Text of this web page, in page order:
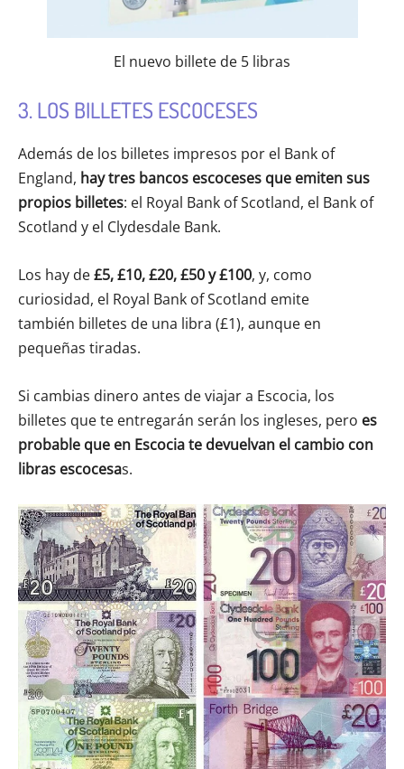
El nuevo billete de 5 libras
3. LOS BILLETES ESCOCESES
Además de los billetes impresos por el Bank of
England, hay tres bancos escoceses que emiten sus
propios billetes: el Royal Bank of Scotland, el Bank of
Scotland y el Clydesdale Bank.
Los hay de£5, £10, £20, £50 y £100, y, como
curiosidad, el Royal Bank of Scotland emite
también billetes de una libra (£1), aunque en
pequeñas tiradas.
Si cambias dinero antes de viajar a Escocia, los
billetes que te entregarán serán los ingleses, pero es
probable que en Escocia te devuelvan el cambio con
libras escocesas.